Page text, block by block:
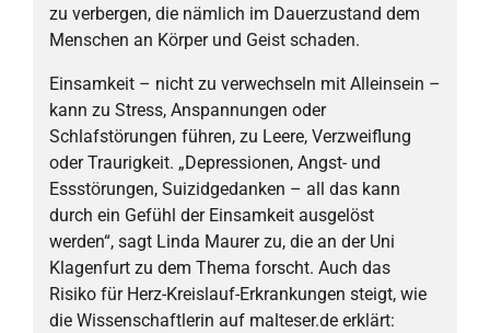
zu verbergen, die nämlich im Dauerzustand dem
Menschen an Körper und Geist schaden.
Einsamkeit – nicht zu verwechseln mit Alleinsein –
kann zu Stress, Anspannungen oder
Schlafstörungen führen, zu Leere, Verzweiflung
oder Traurigkeit. „Depressionen, Angst- und
Essstörungen, Suizidgedanken – all das kann
durch ein Gefühl der Einsamkeit ausgelöst
werden“, sagt Linda Maurer zu, die an der Uni
Klagenfurt zu dem Thema forscht. Auch das
Risiko für Herz-Kreislauf-Erkrankungen steigt, wie
die Wissenschaftlerin auf malteser.de erklärt: